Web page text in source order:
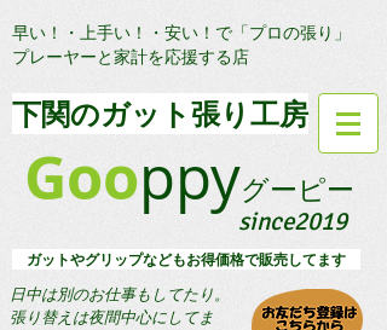
早い！・上手い！・安い！で「プロの張り」
プレーヤーと家計を応援する店
since2019
​下関のガット張り工房
Gooppyグーピー
​ ガットやグリップなどもお得価格で販売してます
日中は別のお仕事もしてたり。
​張り替えは夜間中心にしてま